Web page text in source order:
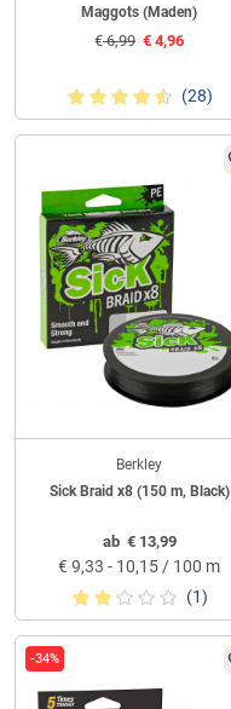
Maggots (Maden)
€6,99 € 4,96
(28)
Berkley
Sick Braid x8 (150 m, Black)
ab €13,99
€ 9,33 - 10,15 / 100 m
(1)
-34%